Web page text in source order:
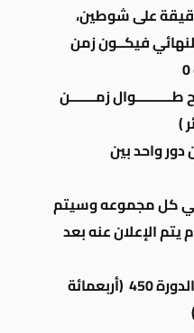
على شوطين،
فيكــون زمن
زمـــــــن
)
دور واحد بين
كل مجموعه وسيتم
يتم الإعلان عنه بعد
قيمة الاشتراك في الدورة 450 (أربعمائة